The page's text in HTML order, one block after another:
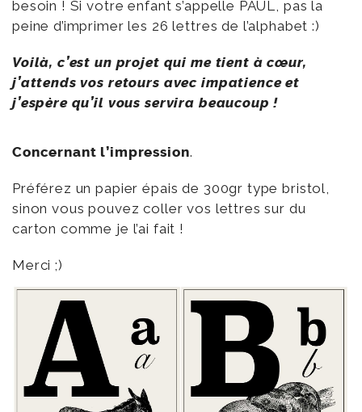
besoin ! Si votre enfant s’appelle PAUL, pas la
peine d’imprimer les 26 lettres de l’alphabet :)
Voilà, c’est un projet qui me tient à cœur,
j’attends vos retours avec impatience et
j’espère qu’il vous servira beaucoup !
Concernant l’impression.
Préférez un papier épais de 300gr type bristol,
sinon vous pouvez coller vos lettres sur du
carton comme je l’ai fait !
Merci ;)